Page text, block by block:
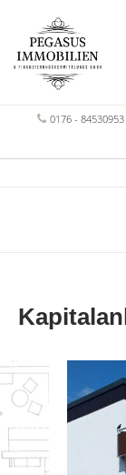
0176 - 84530953